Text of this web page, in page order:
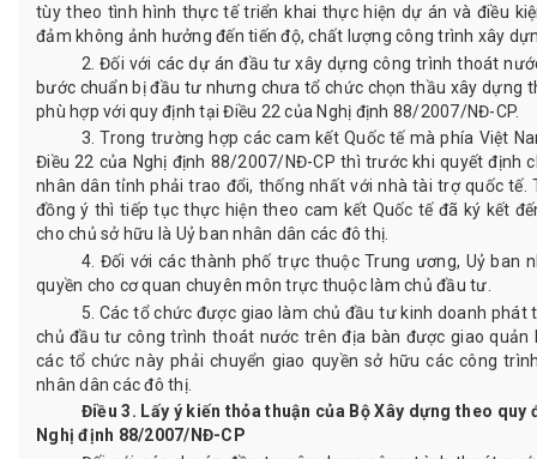
tùy theo tình hình thực tế triển khai thực hiện dự án và điều
đảm không ảnh hưởng đến tiến độ, chất lượng công trình xây
2. Đối với các dự án đầu tư xây dựng công trình thoát
bước chuẩn bị đầu tư nhưng chưa tổ chức chọn thầu xây dựng
phù hợp với quy định tại Điều 22 của Nghị định 88/2007/NĐ-CP.
3. Trong trường hợp các cam kết Quốc tế mà phía Việt
Điều 22 của Nghị định 88/2007/NĐ-CP thì trước khi quyết định
nhân dân tỉnh phải trao đổi, thống nhất với nhà tài trợ quốc tế.
đồng ý thì tiếp tục thực hiện theo cam kết Quốc tế đã ký kết
cho chủ sở hữu là Uỷ ban nhân dân các đô thị.
4. Đối với các thành phố trực thuộc Trung ương, Uỷ ban
quyền cho cơ quan chuyên môn trực thuộc làm chủ đầu tư.
5. Các tổ chức được giao làm chủ đầu tư kinh doanh phát
chủ đầu tư công trình thoát nước trên địa bàn được giao quản
các tổ chức này phải chuyển giao quyền sở hữu các công
nhân dân các đô thị.
Điều 3. Lấy ý kiến thỏa thuận của Bộ Xây dựng theo
Nghị định 88/2007/NĐ-CP